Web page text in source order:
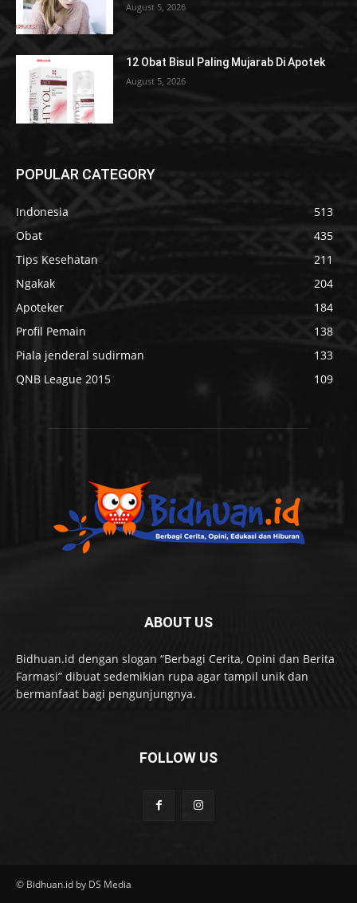
August 5, 2026
12 Obat Bisul Paling Mujarab Di Apotek
August 5, 2026
POPULAR CATEGORY
Indonesia
513
Obat
435
Tips Kesehatan
211
Ngakak
204
Apoteker
184
Profil Pemain
138
Piala jenderal sudirman
133
QNB League 2015
109
ABOUT US
Bidhuan.id dengan slogan “Berbagi Cerita, Opini dan Berita
Farmasi” dibuat sedemikian rupa agar tampil unik dan
bermanfaat bagi pengunjungnya.
FOLLOW US
© Bidhuan.id by DS Media